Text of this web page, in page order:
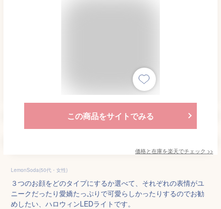
この商品をサイトでみる
価格と在庫を楽天でチェック >>
LemonSoda(50代・女性)
３つのお顔をどのタイプにするか選べて、それぞれの表情がユ
ニークだったり愛嬌たっぷりで可愛らしかったりするのでお勧
めしたい、ハロウィンLEDライトです。